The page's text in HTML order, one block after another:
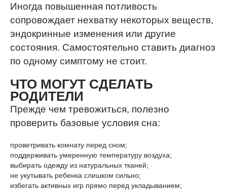
Иногда повышенная потливость
сопровождает нехватку некоторых веществ,
эндокринные изменения или другие
состояния. Самостоятельно ставить диагноз
по одному симптому не стоит.
ЧТО МОГУТ СДЕЛАТЬ
РОДИТЕЛИ
Прежде чем тревожиться, полезно
проверить базовые условия сна:
проветривать комнату перед сном;
поддерживать умеренную температуру воздуха;
выбирать одежду из натуральных тканей;
не укутывать ребенка слишком сильно;
избегать активных игр прямо перед укладыванием;